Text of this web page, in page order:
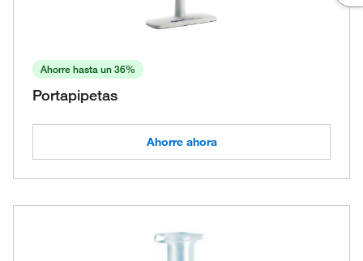
Ahorre hasta un 36%
Portapipetas
Ahorre ahora